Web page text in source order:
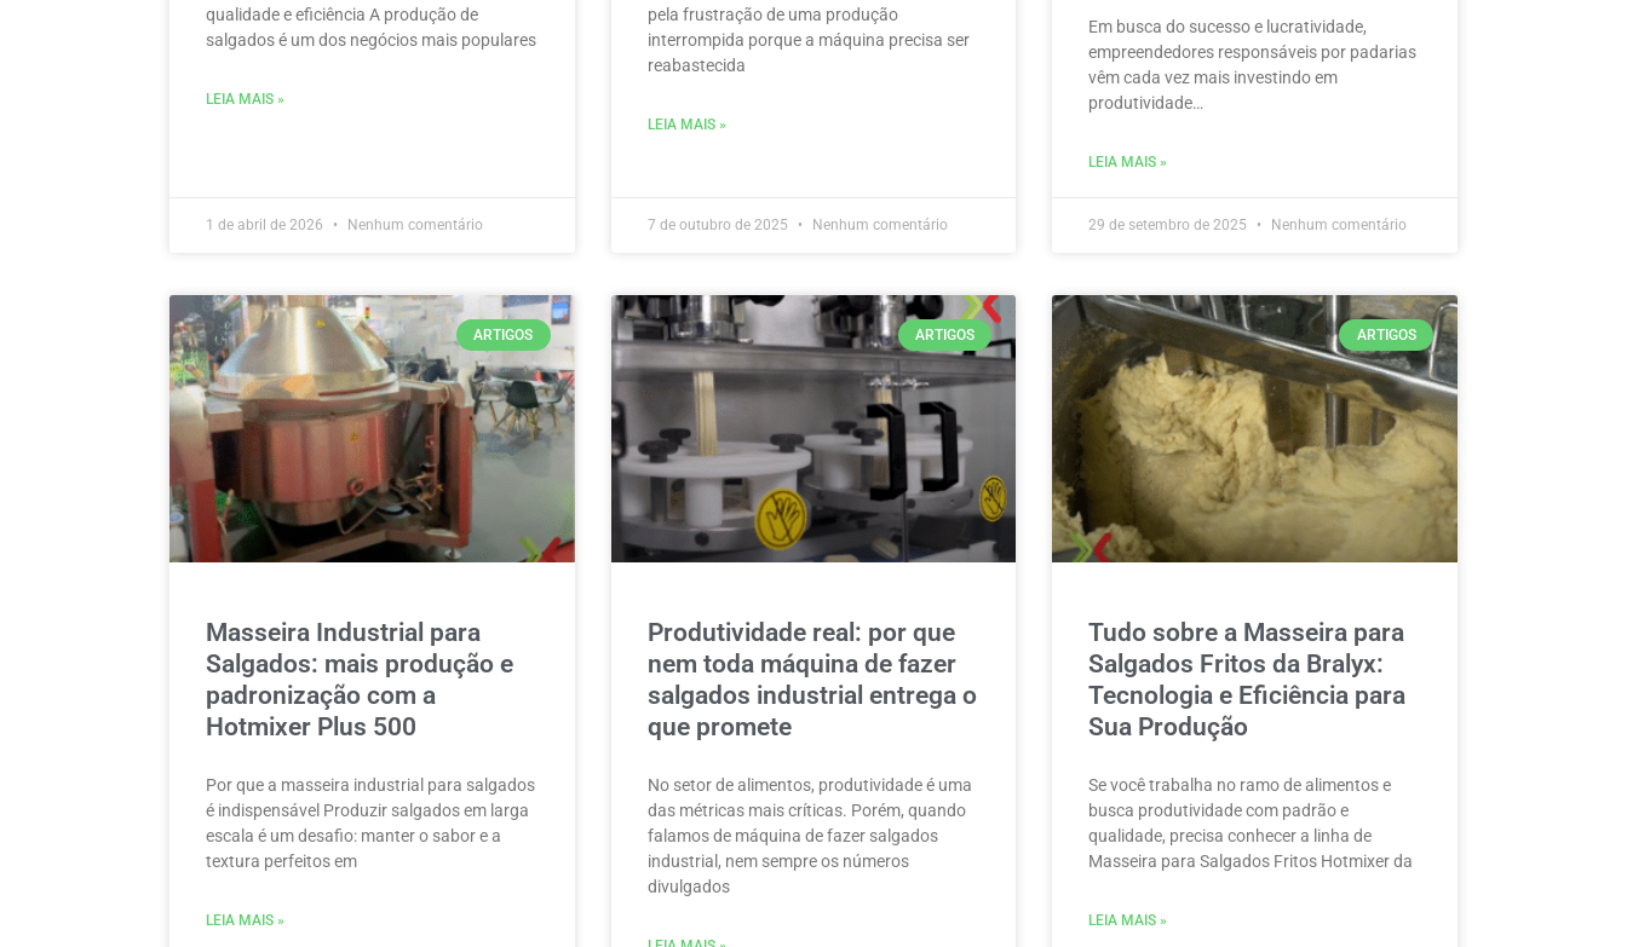
qualidade e eficiência A produção de
salgados é um dos negócios mais populares
LEIA MAIS »
1 de abril de 2026 Nenhum comentário
pela frustração de uma produção
interrompida porque a máquina precisa ser
reabastecida
LEIA MAIS »
7 de outubro de 2025 Nenhum comentário
Em busca do sucesso e lucratividade,
empreendedores responsáveis por padarias
vêm cada vez mais investindo em
produtividade…
LEIA MAIS »
29 de setembro de 2025 Nenhum comentário
ARTIGOS
Masseira Industrial para
Salgados: mais produção e
padronização com a
Hotmixer Plus 500
Por que a masseira industrial para salgados
é indispensável Produzir salgados em larga
escala é um desafio: manter o sabor e a
textura perfeitos em
LEIA MAIS »
ARTIGOS
Produtividade real: por que
nem toda máquina de fazer
salgados industrial entrega o
que promete
No setor de alimentos, produtividade é uma
das métricas mais críticas. Porém, quando
falamos de máquina de fazer salgados
industrial, nem sempre os números
divulgados
ARTIGOS
Tudo sobre a Masseira para
Salgados Fritos da Bralyx:
Tecnologia e Eficiência para
Sua Produção
Se você trabalha no ramo de alimentos e
busca produtividade com padrão e
qualidade, precisa conhecer a linha de
Masseira para Salgados Fritos Hotmixer da
LEIA MAIS »